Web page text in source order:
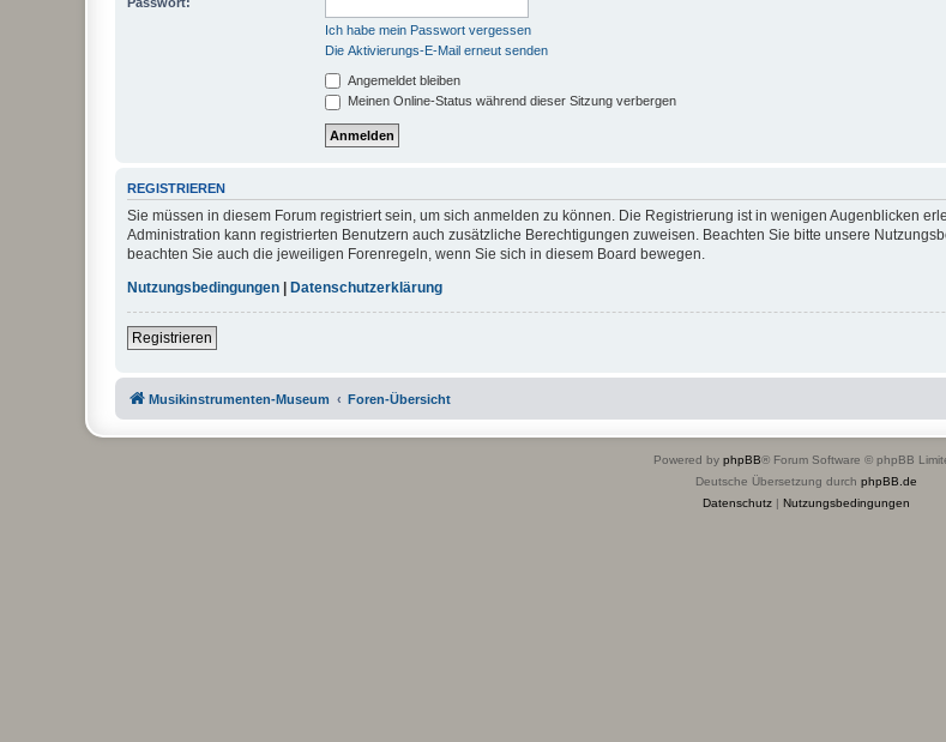
Ich habe mein Passwort vergessen
Die Aktivierungs-E-Mail erneut senden
Angemeldet bleiben
Meinen Online-Status während dieser Sitzung verbergen
REGISTRIEREN
Sie müssen in diesem Forum registriert sein, um sich anmelden zu können. Die Registrierung ist in wenigen Augenblicken
Administration kann registrierten Benutzern auch zusätzliche Berechtigungen zuweisen. Beachten Sie bitte unsere
beachten Sie auch die jeweiligen Forenregeln, wenn Sie sich in diesem Board bewegen.
Nutzungsbedingungen
Datenschutzerklärung
Registrieren
Musikinstrumenten-Museum Foren-Übersicht
Powered by phpBB® Forum Software © phpBB
Deutsche Übersetzung durch phpBB.de
Datenschutz| Nutzungsbedingungen